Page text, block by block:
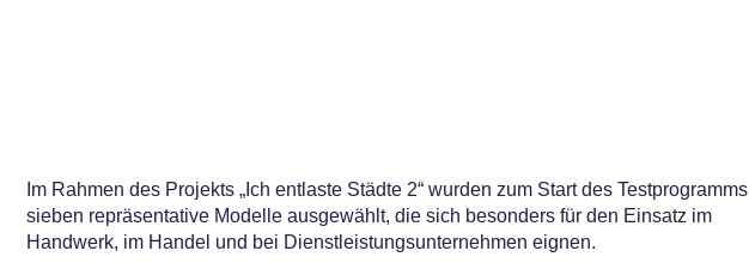
Im Rahmen des Projekts „Ich entlaste Städte 2“ wurden zum Start des Testprogramms
sieben repräsentative Modelle ausgewählt, die sich besonders für den Einsatz im
Handwerk, im Handel und bei Dienstleistungsunternehmen eignen.